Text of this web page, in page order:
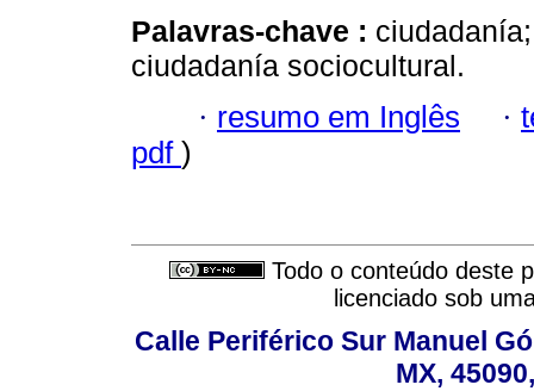
Palavras-chave :
ciudadanía sociocultural.
· resumo em Inglês ·
pdf )
Todo o conteúdo deste
licenciado sob
Calle Periférico Sur Manuel
MX,